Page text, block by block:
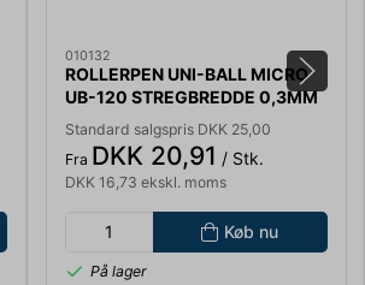
010132
ROLLERPEN UNI-BALL MICRO
UB-120 STREGBREDDE 0,3MM
SORT
Standard salgspris DKK 25,00
Fra DKK 20,91 / Stk.
DKK 16,73 ekskl. moms
Køb nu
På lager